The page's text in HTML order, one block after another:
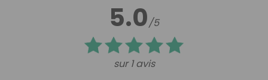
5.0/5
sur 1 avis